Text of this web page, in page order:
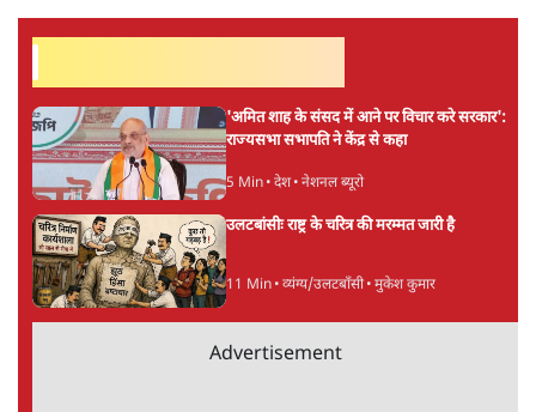
'अमित शाह के संसद में आने पर विचार करे सरकार':
राज्यसभा सभापति ने केंद्र से कहा
5 Min• देश• नेशनल ब्यूरो
उलटबांसीः राष्ट्र के चरित्र की मरम्मत जारी है
11 Min• व्यंग्य/उलटबाँसी• मुकेश कुमार
Advertisement